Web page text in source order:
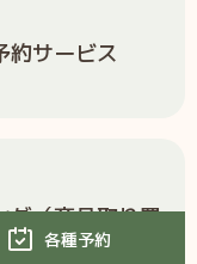
約サービス
グ（商品取り置
各種予約